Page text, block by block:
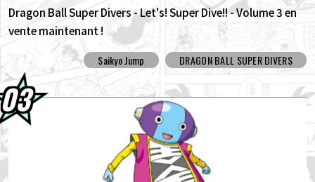
Dragon Ball Super Divers - Let's! Super Dive!! - Volume 3 en
vente maintenant !
Saikyo Jump DRAGON BALL SUPER DIVERS